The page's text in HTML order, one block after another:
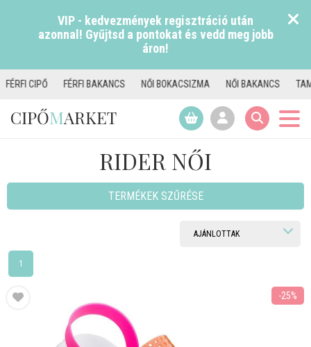
VIP - kedvezmények regisztráció után
azonnal! Gyűjtsd a pontokat és vedd meg jobb
áron!
NŐI BOKACSIZMA NŐI BAKANCS TAMARIS CSIZMA NŐI
CIPŐMARKET
RIDER NŐI
TERMÉKEK SZŰRÉSE
1
-25%